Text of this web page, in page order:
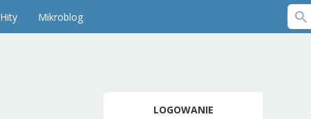
Hity Mikroblog
LOGOWANIE